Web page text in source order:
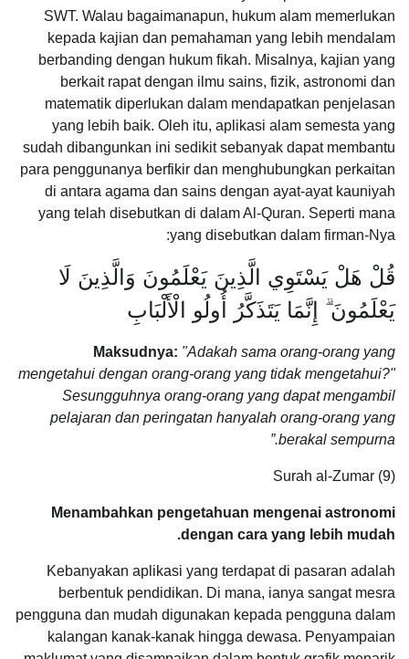
SWT. Walau bagaimanapun, hukum alam memerlukan
kepada kajian dan pemahaman yang lebih mendalam
berbanding dengan hukum fikah. Misalnya, kajian yang
berkait rapat dengan ilmu sains, fizik, astronomi dan
matematik diperlukan dalam mendapatkan penjelasan
yang lebih baik. Oleh itu, aplikasi alam semesta yang
sudah dibangunkan ini sedikit sebanyak dapat membantu
para penggunanya berfikir dan menghubungkan perkaitan
di antara agama dan sains dengan ayat-ayat kauniyah
yang telah disebutkan di dalam Al-Quran. Seperti mana
yang disebutkan dalam firman-Nya:
قُلْ هَلْ يَسْتَوِي الَّذِينَ يَعْلَمُونَ وَالَّذِينَ لَا
يَعْلَمُونَ ۗ إِنَّمَا يَتَذَكَّرُ أُولُو الْأَلْبَابِ
Maksudnya: "Adakah sama orang-orang yang
mengetahui dengan orang-orang yang tidak mengetahui?"
Sesungguhnya orang-orang yang dapat mengambil
pelajaran dan peringatan hanyalah orang-orang yang
berakal sempurna.”
Surah al-Zumar (9)
Menambahkan pengetahuan mengenai astronomi
dengan cara yang lebih mudah.
Kebanyakan aplikasi yang terdapat di pasaran adalah
berbentuk pendidikan. Di mana, ianya sangat mesra
pengguna dan mudah digunakan kepada pengguna dalam
kalangan kanak-kanak hingga dewasa. Penyampaian